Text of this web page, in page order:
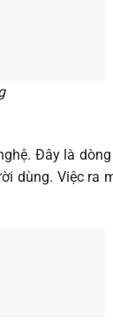
Đây là
dùng. Việc ra